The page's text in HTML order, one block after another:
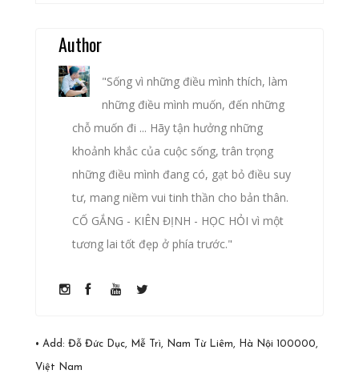
Author
"Sống vì những điều mình thích, làm
những điều mình muốn, đến những
chỗ muốn đi ... Hãy tận hưởng những
khoảnh khắc của cuộc sống, trân trọng
những điều mình đang có, gạt bỏ điều suy
tư, mang niềm vui tinh thần cho bản thân.
CỐ GẮNG - KIÊN ĐỊNH - HỌC HỎI vì một
tương lai tốt đẹp ở phía trước."
• Add:Đỗ Đức Dục, Mễ Trì, Nam Từ Liêm, Hà Nội 100000,
Việt Nam